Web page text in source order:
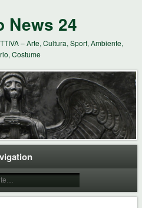
News 24
– Arte, Cultura, Sport, Ambiente,
Costume